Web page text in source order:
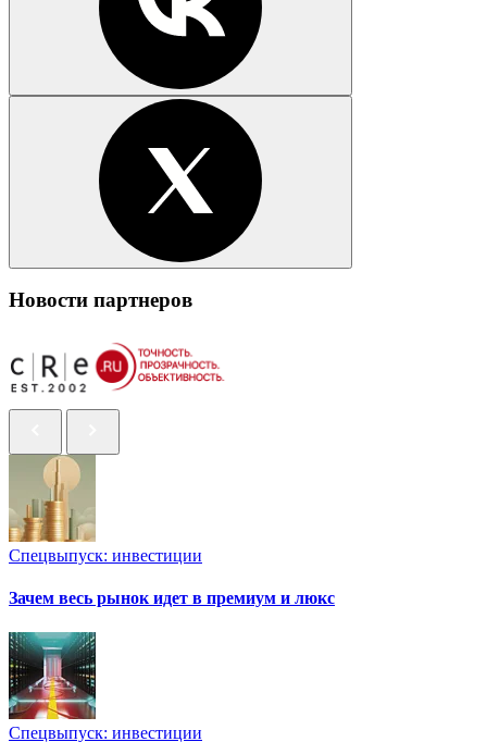
Новости партнеров
Спецвыпуск: инвестиции
Зачем весь рынок идет в премиум и люкс
Спецвыпуск: инвестиции